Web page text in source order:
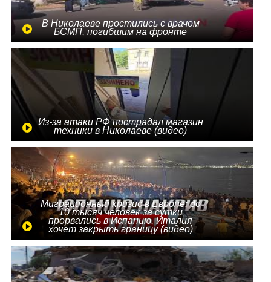
В Николаеве простились с врачом
БСМП, погибшим на фронте
Из-за атаки РФ пострадал магазин
техники в Николаеве (видео)
Миграционный кризис в Европе: до
10 тысяч человек за сутки
прорвались в Испанию, Италия
хочет закрыть границу (видео)